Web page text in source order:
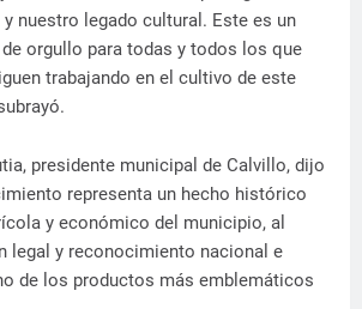
nuestro legado cultural. Este es un
orgullo para todas y todos los que
trabajando en el cultivo de este
presidente municipal de Calvillo, dijo
representa un hecho histórico
y económico del municipio, al
legal y reconocimiento nacional e
de los productos más emblemáticos